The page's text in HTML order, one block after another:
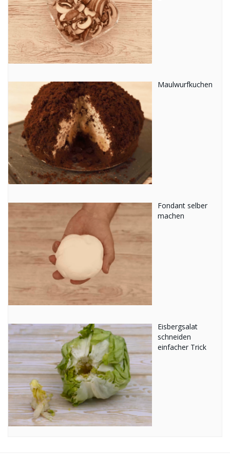
Maulwurfkuchen
Fondant selber
machen
Eisbergsalat
schneiden
einfacher Trick